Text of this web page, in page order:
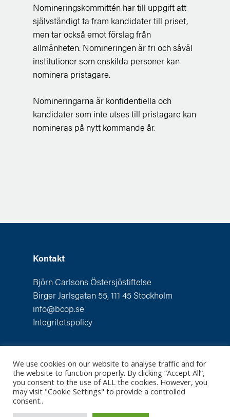
Nomineringskommittén har till uppgift att
självständigt ta fram kandidater till priset,
men tar också emot förslag från
allmänheten. Nomineringen är fri och såväl
institutioner som enskilda personer kan
nominera pristagare.
Nomineringarna är konfidentiella och
kandidater som inte utses till pristagare kan
nomineras på nytt kommande år.
Kontakt
Björn Carlsons Östersjöstiftelse
Birger Jarlsgatan 55, 111 45 Stockholm
info@bcop.se
Integritetspolicy
We use cookies on our website to analyse traffic and for
the website to function properly. By clicking “Accept All”,
you consent to the use of ALL the cookies. However, you
may visit "Cookie Settings" to provide a controlled
consent..